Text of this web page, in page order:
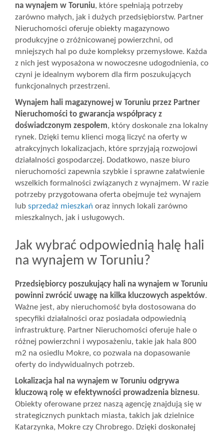
Notatnik
Opinie
na wynajem w Toruniu, które spełniają potrzeby
zarówno małych, jak i dużych przedsiębiorstw. Partner
Nieruchomości oferuje obiekty magazynowo
produkcyjne o zróżnicowanej powierzchni, od
mniejszych hal po duże kompleksy przemysłowe. Każda
z nich jest wyposażona w nowoczesne udogodnienia, co
czyni je idealnym wyborem dla firm poszukujących
funkcjonalnych przestrzeni.
Wynajem hali magazynowej w Toruniu przez Partner
Nieruchomości to gwarancja współpracy z
doświadczonym zespołem, który doskonale zna lokalny
rynek. Dzięki temu klienci mogą liczyć na oferty w
atrakcyjnych lokalizacjach, które sprzyjają rozwojowi
działalności gospodarczej. Dodatkowo, nasze biuro
nieruchomości zapewnia szybkie i sprawne załatwienie
wszelkich formalności związanych z wynajmem. W razie
potrzeby przygotowana oferta obejmuje też wynajem
lub sprzedaż mieszkań oraz innych lokali zarówno
mieszkalnych, jak i usługowych.
Jak wybrać odpowiednią halę hali
na wynajem w Toruniu?
Przedsiębiorcy poszukujący hali na wynajem w Toruniu
powinni zwrócić uwagę na kilka kluczowych aspektów.
Ważne jest, aby nieruchomość była dostosowana do
specyfiki działalności oraz posiadała odpowiednią
infrastrukturę. Partner Nieruchomości oferuje hale o
różnej powierzchni i wyposażeniu, takie jak hala 800
m2 na osiedlu Mokre, co pozwala na dopasowanie
oferty do indywidualnych potrzeb.
Lokalizacja hal na wynajem w Toruniu odgrywa
kluczową rolę w efektywności prowadzenia biznesu.
Obiekty oferowane przez naszą agencję znajdują się w
strategicznych punktach miasta, takich jak dzielnice
Katarzynka, Mokre czy Chrobrego. Dzięki doskonałej